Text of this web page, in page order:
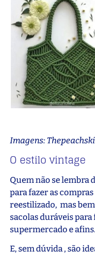
Imagens:
O estilo vintage
Quem não se lembra
para fazer as
reestilizado, mas
sacolas duráveis
supermercado e afins.
E, sem dúvida , são